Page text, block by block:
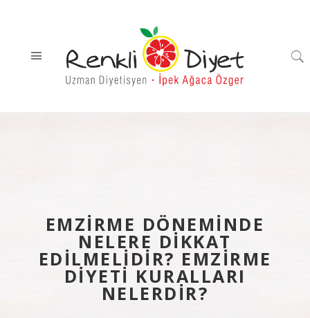
EMZİRME DÖNEMİNDE
NELERE DİKKAT
EDİLMELİDİR? EMZİRME
DİYETİ KURALLARI
NELERDİR?